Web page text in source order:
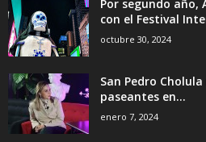
Por segundo
con el Festival
octubre 30, 2024
San Pedro
paseantes en...
enero 7, 2024